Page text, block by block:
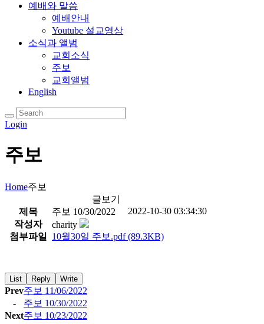
예배와 말씀
예배안내
Youtube 설교영상
소식과 앨범
교회소식
주보
교회앨범
English
Login
주보
Home주보
글보기
제목
주보 10/30/2022
2022-10-30 03:34:30
작성자
charity
첨부파일
10월30일 주보.pdf(89.3KB)
List Reply Write
Prev주보 11/06/2022
-
주보 10/30/2022
Next주보 10/23/2022